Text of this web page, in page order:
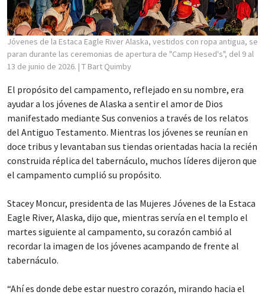
Jóvenes de la Estaca Eagle River Alaska, vestidos con ropa antigua, se
paran durante las ceremonias de apertura de "Camp Hesed's", del 9 al
13 de junio de 2026. | T Bart Quimby
El propósito del campamento, reflejado en su nombre, era
ayudar a los jóvenes de Alaska a sentir el amor de Dios
manifestado mediante Sus convenios a través de los relatos
del Antiguo Testamento. Mientras los jóvenes se reunían en
doce tribus y levantaban sus tiendas orientadas hacia la recién
construida réplica del tabernáculo, muchos líderes dijeron que
el campamento cumplió su propósito.
Stacey Moncur, presidenta de las Mujeres Jóvenes de la Estaca
Eagle River, Alaska, dijo que, mientras servía en el templo el
martes siguiente al campamento, su corazón cambió al
recordar la imagen de los jóvenes acampando de frente al
tabernáculo.
“Ahí es donde debe estar nuestro corazón, mirando hacia el